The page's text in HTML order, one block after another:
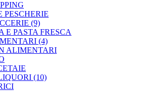
PESCHERIE
(9)
E PASTA FRESCA
(4)
ALIMENTARI
(10)